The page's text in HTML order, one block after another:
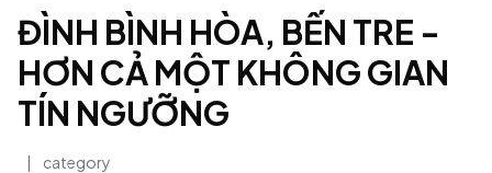
ĐÌNH BÌNH HÒA, BẾN TRE -
HƠN CẢ MỘT KHÔNG GIAN
TÍN NGƯỠNG
| category